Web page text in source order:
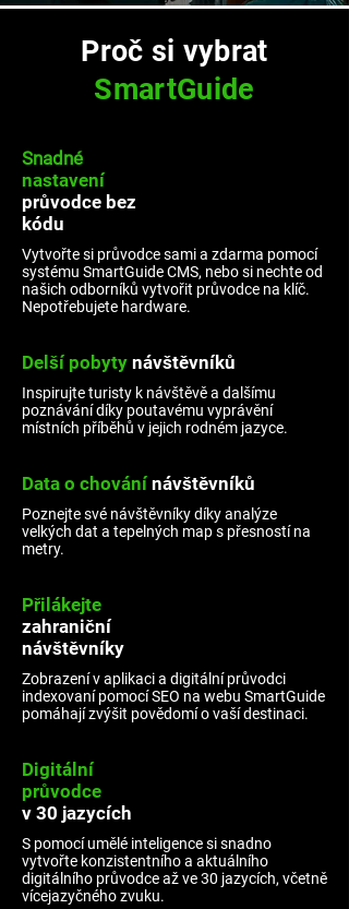
Proč si vybrat
SmartGuide
Snadné
nastavení
průvodce bez
kódu
Vytvořte si průvodce sami a zdarma pomocí
systému SmartGuide CMS, nebo si nechte od
našich odborníků vytvořit průvodce na klíč.
Nepotřebujete hardware.
Delší pobyty návštěvníků
Inspirujte turisty k návštěvě a dalšímu
poznávání díky poutavému vyprávění
místních příběhů v jejich rodném jazyce.
Data o chování návštěvníků
Poznejte své návštěvníky díky analýze
velkých dat a tepelných map s přesností na
metry.
Přilákejte
zahraniční
návštěvníky
Zobrazení v aplikaci a digitální průvodci
indexovaní pomocí SEO na webu SmartGuide
pomáhají zvýšit povědomí o vaší destinaci.
Digitální
průvodce
v 30 jazycích
S pomocí umělé inteligence si snadno
vytvořte konzistentního a aktuálního
digitálního průvodce až ve 30 jazycích, včetně
vícejazyčného zvuku.